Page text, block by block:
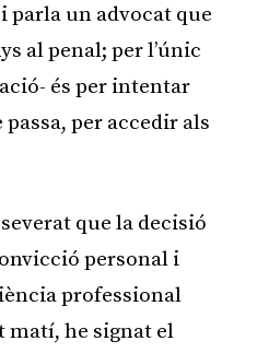
parla un advocat que
al penal; per l’únic
és per intentar
per accedir als
que la decisió
personal i
professional
matí, he signat el